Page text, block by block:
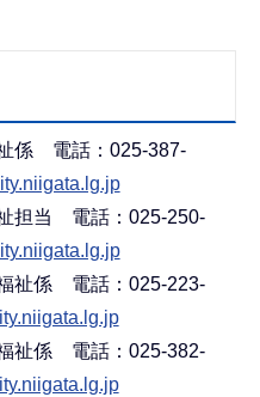
係 電話：025-387-
担当 電話：025-250-
祉係 電話：025-223-
祉係 電話：025-382-